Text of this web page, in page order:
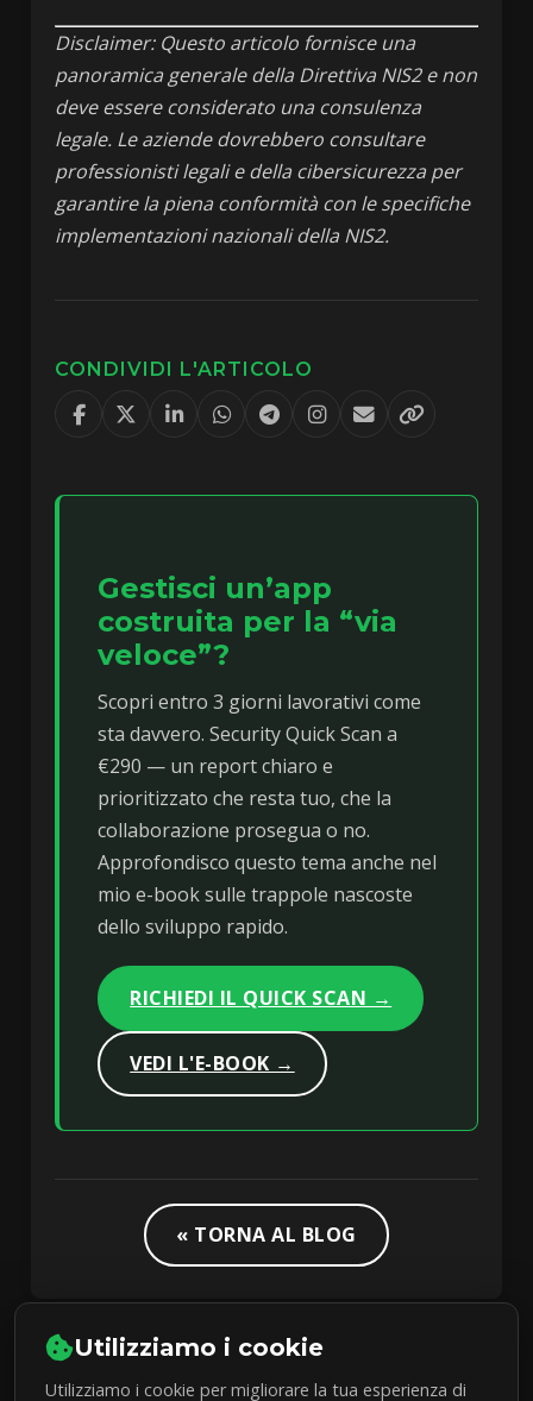
Disclaimer: Questo articolo fornisce una
panoramica generale della Direttiva NIS2 e non
deve essere considerato una consulenza
legale. Le aziende dovrebbero consultare
professionisti legali e della cibersicurezza per
garantire la piena conformità con le specifiche
implementazioni nazionali della NIS2.
CONDIVIDI L'ARTICOLO
Gestisci un’app
costruita per la “via
veloce”?
Scopri entro 3 giorni lavorativi come
sta davvero. Security Quick Scan a
€290 — un report chiaro e
prioritizzato che resta tuo, che la
collaborazione prosegua o no.
Approfondisco questo tema anche nel
mio e-book sulle trappole nascoste
dello sviluppo rapido.
RICHIEDI IL QUICK SCAN →
VEDI L'E-BOOK →
« TORNA AL BLOG
Utilizziamo i cookie
Utilizziamo i cookie per migliorare la tua esperienza di